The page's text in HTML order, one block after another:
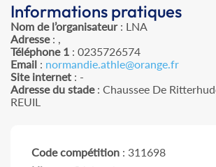
Informations pratiques
Nom de l’organisateur: LNA
Adresse: ,
Téléphone 1 : 0235726574
Email : normandie.athle@orange.fr
Site internet : -
Adresse du stade: Chaussee De
REUIL
Code compétition : 311698